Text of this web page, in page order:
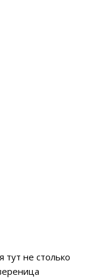
тут не столько